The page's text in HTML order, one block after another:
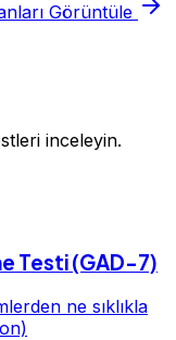
Görüntüle
inceleyin.
Testi (GAD-7)
ne sıklıkla